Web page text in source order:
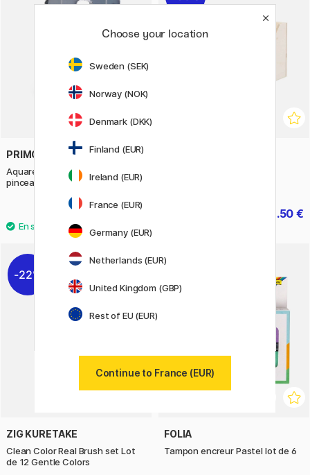
PRIMO
Aquarelle Lot de 24 Ø30 +
pinceau
11.50 € 3.50 €
22%
ZIG KURETAKE
Clean Color Real Brush set Lot
de 12 Gentle Colors
FOLIA
Tampon encreur Pastel lot de 6
Choose your location
Sweden (SEK)
Norway (NOK)
Denmark (DKK)
Finland (EUR)
Ireland (EUR)
France (EUR)
Germany (EUR)
Netherlands (EUR)
United Kingdom (GBP)
Rest of EU (EUR)
Continue to France (EUR)